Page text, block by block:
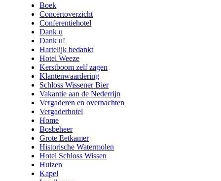
Boek
Concertoverzicht
Conferentiehotel
Dank u
Dank u!
Hartelijk bedankt
Hotel Weeze
Kerstboom zelf zagen
Klantenwaardering
Schloss Wissener Bier
Vakantie aan de Nederrijn
Vergaderen en overnachten
Vergaderhotel
Home
Bosbeheer
Grote Eetkamer
Historische Watermolen
Hotel Schloss Wissen
Huizen
Kapel